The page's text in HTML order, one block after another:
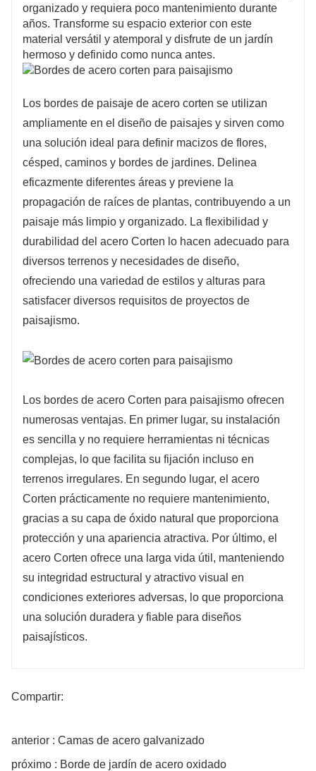
organizado y requiera poco mantenimiento durante
años. Transforme su espacio exterior con este
material versátil y atemporal y disfrute de un jardín
hermoso y definido como nunca antes.
Los bordes de paisaje de acero corten se utilizan
ampliamente en el diseño de paisajes y sirven como
una solución ideal para definir macizos de flores,
césped, caminos y bordes de jardines. Delinea
eficazmente diferentes áreas y previene la
propagación de raíces de plantas, contribuyendo a un
paisaje más limpio y organizado. La flexibilidad y
durabilidad del acero Corten lo hacen adecuado para
diversos terrenos y necesidades de diseño,
ofreciendo una variedad de estilos y alturas para
satisfacer diversos requisitos de proyectos de
paisajismo.
Los bordes de acero Corten para paisajismo ofrecen
numerosas ventajas. En primer lugar, su instalación
es sencilla y no requiere herramientas ni técnicas
complejas, lo que facilita su fijación incluso en
terrenos irregulares. En segundo lugar, el acero
Corten prácticamente no requiere mantenimiento,
gracias a su capa de óxido natural que proporciona
protección y una apariencia atractiva. Por último, el
acero Corten ofrece una larga vida útil, manteniendo
su integridad estructural y atractivo visual en
condiciones exteriores adversas, lo que proporciona
una solución duradera y fiable para diseños
paisajísticos.
Compartir:
anterior : Camas de acero galvanizado
próximo : Borde de jardín de acero oxidado